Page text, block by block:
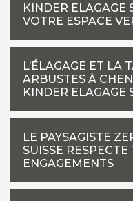
KINDER ELAGAGE
VOTRE ESPACE
L’ÉLAGAGE ET LA
ARBUSTES À
KINDER ELAGAGE
LE PAYSAGISTE
SUISSE
ENGAGEMENTS